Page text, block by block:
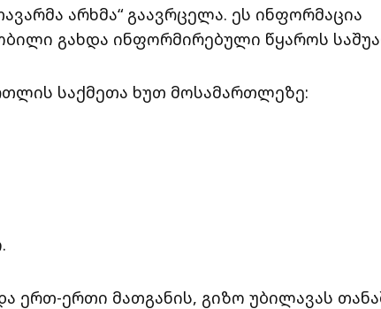
არხმა“ გაავრცელა. ეს ინფორმაცია
გახდა ინფორმირებული წყაროს
საქმეთა ხუთ მოსამართლეზე:
ერთ-ერთი მათგანის, გიზო უბილავას